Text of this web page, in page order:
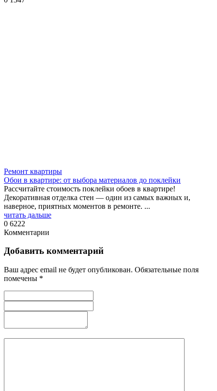
Ремонт квартиры
Обои в квартире: от выбора материалов до поклейки
Рассчитайте стоимость поклейки обоев в квартире!
Декоративная отделка стен — один из самых важных и,
наверное, приятных моментов в ремонте. ...
читать дальше
0 6222
Комментарии
Добавить комментарий
Ваш адрес email не будет опубликован. Обязательные поля
помечены *